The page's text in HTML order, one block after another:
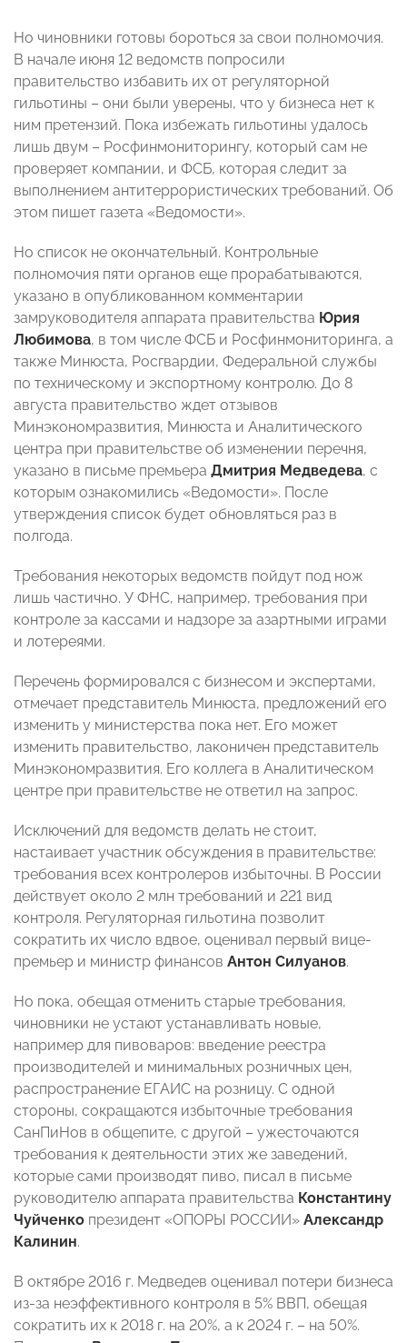
Но чиновники готовы бороться за свои полномочия.
В начале июня 12 ведомств попросили
правительство избавить их от регуляторной
гильотины – они были уверены, что у бизнеса нет к
ним претензий. Пока избежать гильотины удалось
лишь двум – Росфинмониторингу, который сам не
проверяет компании, и ФСБ, которая следит за
выполнением антитеррористических требований. Об
этом пишет газета «Ведомости».
Но список не окончательный. Контрольные
полномочия пяти органов еще прорабатываются,
указано в опубликованном комментарии
замруководителя аппарата правительства Юрия
Любимова, в том числе ФСБ и Росфинмониторинга, а
также Минюста, Росгвардии, Федеральной службы
по техническому и экспортному контролю. До 8
августа правительство ждет отзывов
Минэкономразвития, Минюста и Аналитического
центра при правительстве об изменении перечня,
указано в письме премьера Дмитрия Медведева, с
которым ознакомились «Ведомости». После
утверждения список будет обновляться раз в
полгода.
Требования некоторых ведомств пойдут под нож
лишь частично. У ФНС, например, требования при
контроле за кассами и надзоре за азартными играми
и лотереями.
Перечень формировался с бизнесом и экспертами,
отмечает представитель Минюста, предложений его
изменить у министерства пока нет. Его может
изменить правительство, лаконичен представитель
Минэкономразвития. Его коллега в Аналитическом
центре при правительстве не ответил на запрос.
Исключений для ведомств делать не стоит,
настаивает участник обсуждения в правительстве:
требования всех контролеров избыточны. В России
действует около 2 млн требований и 221 вид
контроля. Регуляторная гильотина позволит
сократить их число вдвое, оценивал первый вице-
премьер и министр финансов Антон Силуанов.
Но пока, обещая отменить старые требования,
чиновники не устают устанавливать новые,
например для пивоваров: введение реестра
производителей и минимальных розничных цен,
распространение ЕГАИС на розницу. С одной
стороны, сокращаются избыточные требования
СанПиНов в общепите, с другой – ужесточаются
требования к деятельности этих же заведений,
которые сами производят пиво, писал в письме
руководителю аппарата правительства Константину
Чуйченко президент «ОПОРЫ РОССИИ» Александр
Калинин.
В октябре 2016 г. Медведев оценивал потери бизнеса
из-за неэффективного контроля в 5% ВВП, обещая
сократить их к 2018 г. на 20%, а к 2024 г. – на 50%.